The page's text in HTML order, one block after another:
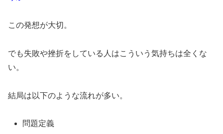
この発想が大切。
でも失敗や挫折をしている人はこういう気持ちは全くな
い。
結局は以下のような流れが多い。
問題定義